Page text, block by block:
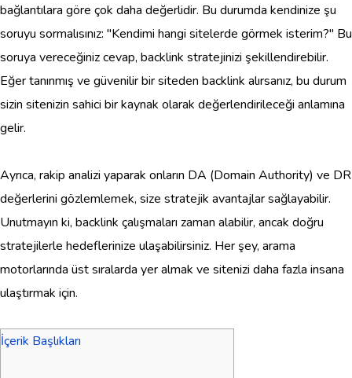
bağlantılara göre çok daha değerlidir. Bu durumda kendinize şu
soruyu sormalısınız: "Kendimi hangi sitelerde görmek isterim?" Bu
soruya vereceğiniz cevap, backlink stratejinizi şekillendirebilir.
Eğer tanınmış ve güvenilir bir siteden backlink alırsanız, bu durum
sizin sitenizin sahici bir kaynak olarak değerlendirileceği anlamına
gelir.
Ayrıca, rakip analizi yaparak onların DA (Domain Authority) ve DR
değerlerini gözlemlemek, size stratejik avantajlar sağlayabilir.
Unutmayın ki, backlink çalışmaları zaman alabilir, ancak doğru
stratejilerle hedeflerinize ulaşabilirsiniz. Her şey, arama
motorlarında üst sıralarda yer almak ve sitenizi daha fazla insana
ulaştırmak için.
İçerik Başlıkları